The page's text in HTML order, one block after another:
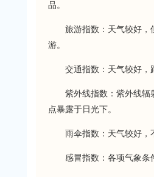
品。
旅游指数：天气较好，
游。
交通指数：天气较好，
紫外线指数：紫外线辐
点暴露于日光下。
雨伞指数：天气较好，
感冒指数：各项气象条